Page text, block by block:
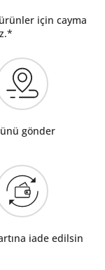
için cayma
gönder
iade edilsin